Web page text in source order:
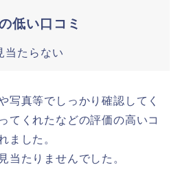
低い口コミ
当たらない
写真等でしっかり確認してく
てくれたなどの評価の高いコ
ました。
当たりませんでした。